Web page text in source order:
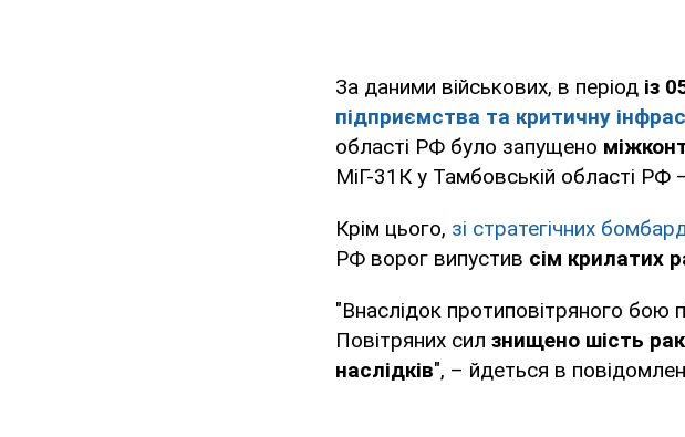
За даними військових, в період із
підприємства та критичну
області РФ було запущено
МіГ-31К у Тамбовській області РФ
Крім цього, зі стратегічних
РФ ворог випустив сім крилатих
"Внаслідок протиповітряного бою
Повітряних сил знищено шість
наслідків", – йдеться в